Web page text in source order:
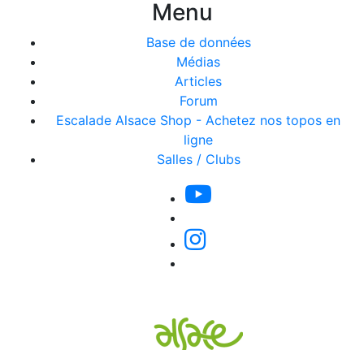
Menu
Base de données
Médias
Articles
Forum
Escalade Alsace Shop - Achetez nos topos en
ligne
Salles / Clubs